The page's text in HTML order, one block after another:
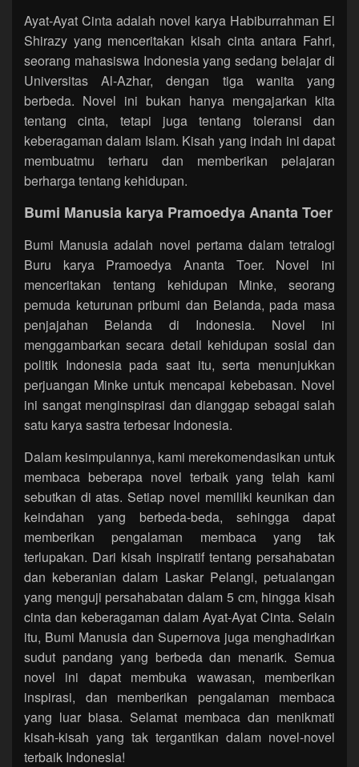
Ayat-Ayat Cinta adalah novel karya Habiburrahman El
Shirazy yang menceritakan kisah cinta antara Fahri,
seorang mahasiswa Indonesia yang sedang belajar di
Universitas Al-Azhar, dengan tiga wanita yang
berbeda. Novel ini bukan hanya mengajarkan kita
tentang cinta, tetapi juga tentang toleransi dan
keberagaman dalam Islam. Kisah yang indah ini dapat
membuatmu terharu dan memberikan pelajaran
berharga tentang kehidupan.
Bumi Manusia karya Pramoedya Ananta Toer
Bumi Manusia adalah novel pertama dalam tetralogi
Buru karya Pramoedya Ananta Toer. Novel ini
menceritakan tentang kehidupan Minke, seorang
pemuda keturunan pribumi dan Belanda, pada masa
penjajahan Belanda di Indonesia. Novel ini
menggambarkan secara detail kehidupan sosial dan
politik Indonesia pada saat itu, serta menunjukkan
perjuangan Minke untuk mencapai kebebasan. Novel
ini sangat menginspirasi dan dianggap sebagai salah
satu karya sastra terbesar Indonesia.
Dalam kesimpulannya, kami merekomendasikan untuk
membaca beberapa novel terbaik yang telah kami
sebutkan di atas. Setiap novel memiliki keunikan dan
keindahan yang berbeda-beda, sehingga dapat
memberikan pengalaman membaca yang tak
terlupakan. Dari kisah inspiratif tentang persahabatan
dan keberanian dalam Laskar Pelangi, petualangan
yang menguji persahabatan dalam 5 cm, hingga kisah
cinta dan keberagaman dalam Ayat-Ayat Cinta. Selain
itu, Bumi Manusia dan Supernova juga menghadirkan
sudut pandang yang berbeda dan menarik. Semua
novel ini dapat membuka wawasan, memberikan
inspirasi, dan memberikan pengalaman membaca
yang luar biasa. Selamat membaca dan menikmati
kisah-kisah yang tak tergantikan dalam novel-novel
terbaik Indonesia!